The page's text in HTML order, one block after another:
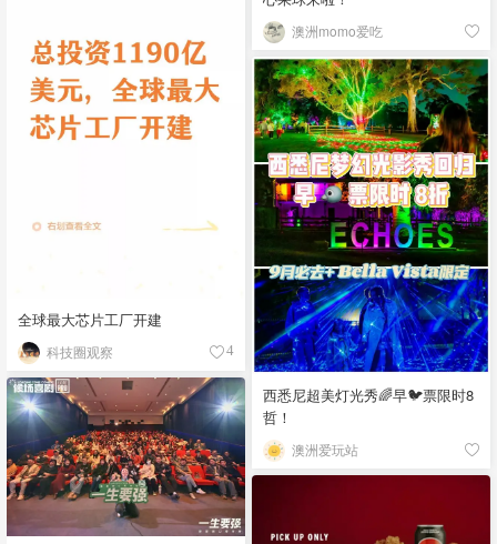
澳洲momo爱吃
全球最大芯片工厂开建
科技圈观察 4
西悉尼超美灯光秀🌈早🐦票限时8
哲！
澳洲爱玩站